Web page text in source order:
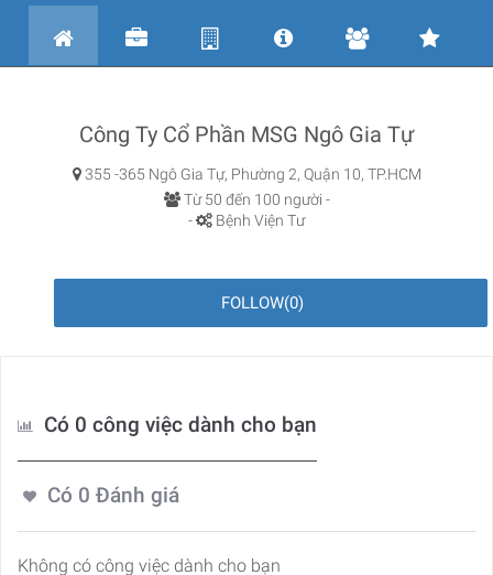
Công Ty Cổ Phần MSG Ngô Gia Tự
355 -365 Ngô Gia Tự, Phường 2, Quận 10, TP.HCM
Từ 50 đến 100 người -
-
Bệnh Viện Tư
FOLLOW(0)
Có 0 công việc dành cho bạn
Có 0 Đánh giá
Không có công việc dành cho bạn